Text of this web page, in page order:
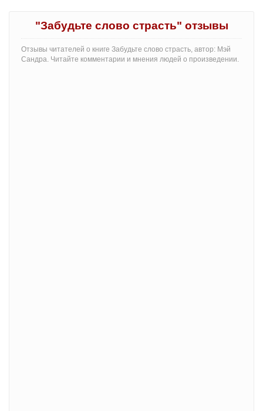
"Забудьте слово страсть" отзывы
Отзывы читателей о книге Забудьте слово страсть, автор: Мэй
Сандра. Читайте комментарии и мнения людей о произведении.